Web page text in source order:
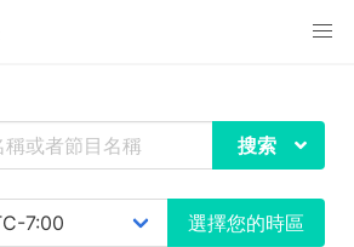
搜索
選擇您的時區